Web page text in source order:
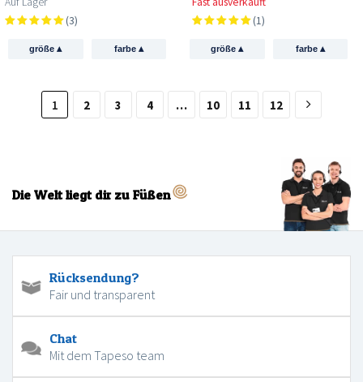
(3)
größe▴ farbe ▴
(1)
größe▴ farbe ▴
1 2 3 4 … 10 11 12
Die Welt liegt dir zu Füßen
Rücksendung?
Fair und transparent
Chat
Mit dem Tapeso team